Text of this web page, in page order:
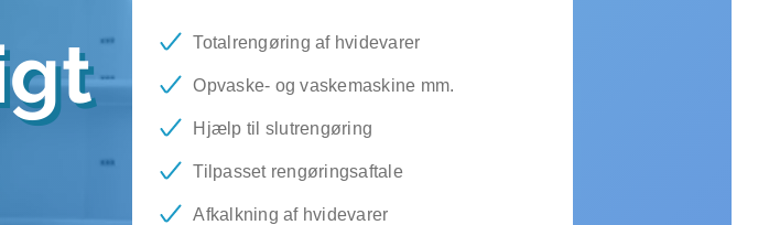
Totalrengøring af hvidevarer
Opvaske- og vaskemaskine mm.
Hjælp til slutrengøring
Tilpasset rengøringsaftale
Afkalkning af hvidevarer